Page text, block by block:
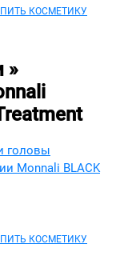
КОСМЕТИКУ
»
головы
Monnali BLACK
КОСМЕТИКУ